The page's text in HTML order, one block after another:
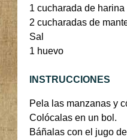
1 cucharada de harina
2 cucharadas de
Sal
1 huevo
INSTRUCCIONES
Pela las manzanas y
Colócalas en un bol.
Báñalas con el jugo